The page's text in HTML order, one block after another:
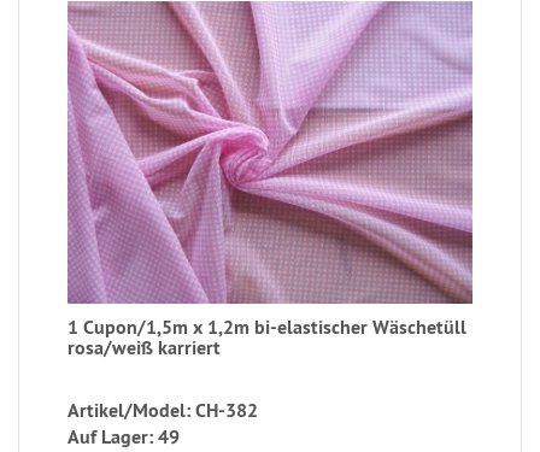
1 Cupon/1,5m x 1,2m bi-elastischer Wäschetüll
rosa/weiß karriert
Artikel/Model: CH-382
Auf Lager: 49